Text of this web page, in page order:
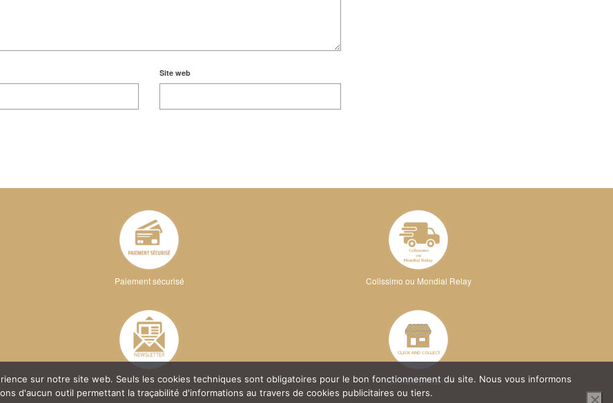
Site web
Paiement sécurisé Colissimo ou Mondial Relay
Sur RDV à l'atelier
sur notre site web. Seuls les cookies techniques sont obligatoires pour le bon fonctionnement du site. Nous vous informons
d'aucun outil permettant la traçabilité d'informations au travers de cookies publicitaires ou tiers.